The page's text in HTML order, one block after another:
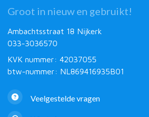
Groot in nieuw en gebruikt!
Ambachtsstraat 18 Nijkerk
033-3036570
KVK nummer: 42037055
btw-nummer: NL869416935B01
Veelgestelde vragen